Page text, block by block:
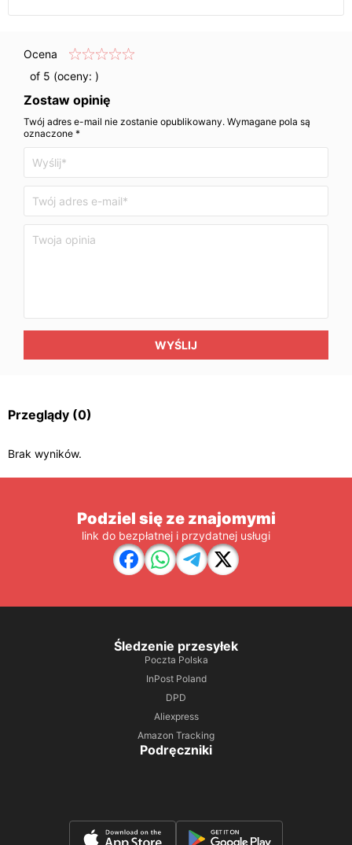
Ocena
of 5 (oceny: )
Zostaw opinię
Twój adres e-mail nie zostanie opublikowany. Wymagane pola są
oznaczone *
WYŚLIJ
Przeglądy (0)
Brak wyników.
Podziel się ze znajomymi
link do bezpłatnej i przydatnej usługi
Śledzenie przesyłek
Poczta Polska
InPost Poland
DPD
Aliexpress
Amazon Tracking
Podręczniki